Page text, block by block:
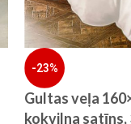
-23%
Gultas veļa
kokvilna satīns,